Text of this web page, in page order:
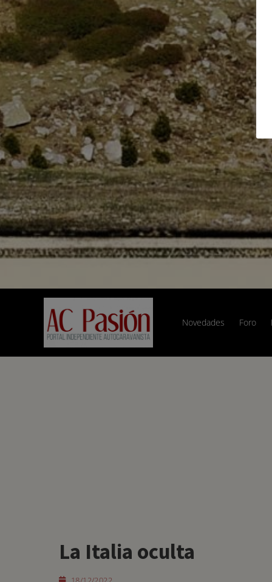
Novedades Foro
La Italia oculta